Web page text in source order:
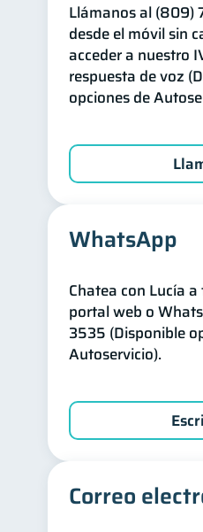
Llámanos al (809)
desde el móvil sin
acceder a nuestro
respuesta de voz
opciones de
WhatsApp
Chatea con Lucía
portal web o
3535 (Disponible
Autoservicio).
Correo